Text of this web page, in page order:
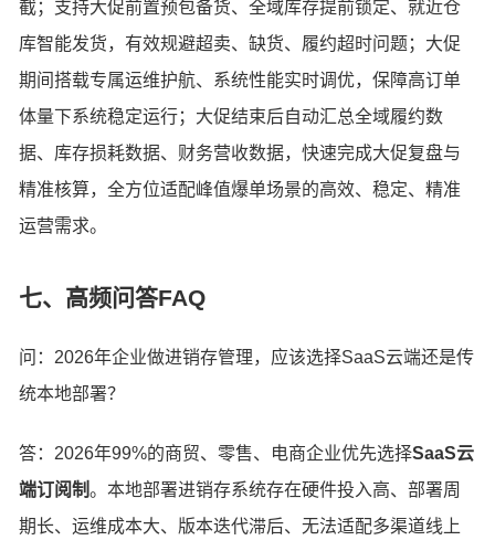
截；支持大促前置预包备货、全域库存提前锁定、就近仓
库智能发货，有效规避超卖、缺货、履约超时问题；大促
期间搭载专属运维护航、系统性能实时调优，保障高订单
体量下系统稳定运行；大促结束后自动汇总全域履约数
据、库存损耗数据、财务营收数据，快速完成大促复盘与
精准核算，全方位适配峰值爆单场景的高效、稳定、精准
运营需求。
七、高频问答FAQ
问：2026年企业做进销存管理，应该选择SaaS云端还是传
统本地部署？
答：2026年99%的商贸、零售、电商企业优先选择SaaS云
端订阅制。本地部署进销存系统存在硬件投入高、部署周
期长、运维成本大、版本迭代滞后、无法适配多渠道线上